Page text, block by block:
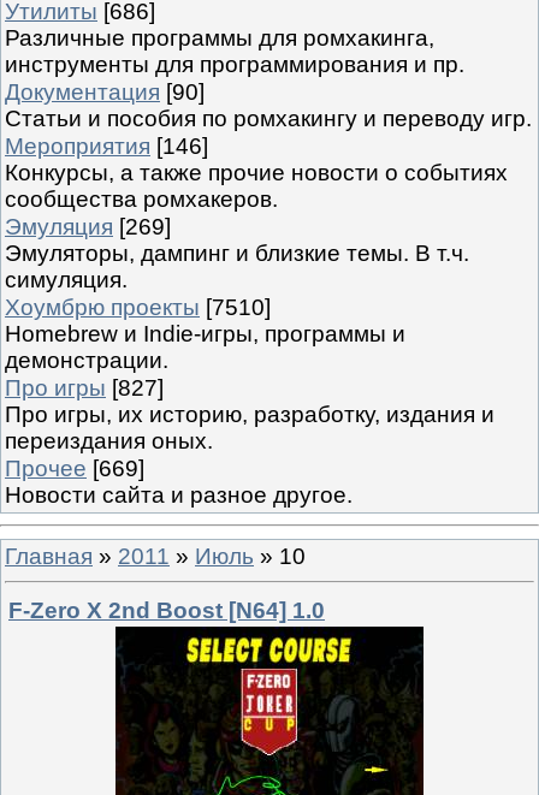
Утилиты [686]
Различные программы для ромхакинга,
инструменты для программирования и пр.
Документация [90]
Статьи и пособия по ромхакингу и переводу игр.
Мероприятия [146]
Конкурсы, а также прочие новости о событиях
сообщества ромхакеров.
Эмуляция [269]
Эмуляторы, дампинг и близкие темы. В т.ч.
симуляция.
Хоумбрю проекты [7510]
Homebrew и Indie-игры, программы и
демонстрации.
Про игры [827]
Про игры, их историю, разработку, издания и
переиздания оных.
Прочее [669]
Новости сайта и разное другое.
Главная » 2011 » Июль » 10
F-Zero X 2nd Boost [N64] 1.0